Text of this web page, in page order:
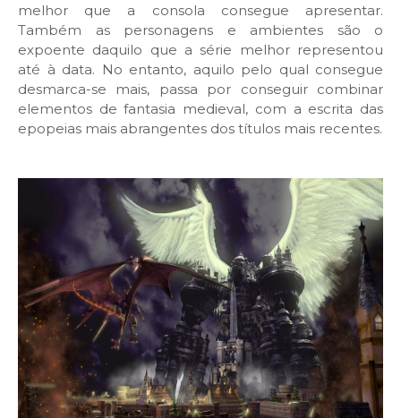
melhor que a consola consegue apresentar.
Também as personagens e ambientes são o
expoente daquilo que a série melhor representou
até à data. No entanto, aquilo pelo qual consegue
desmarca-se mais, passa por conseguir combinar
elementos de fantasia medieval, com a escrita das
epopeias mais abrangentes dos títulos mais recentes.